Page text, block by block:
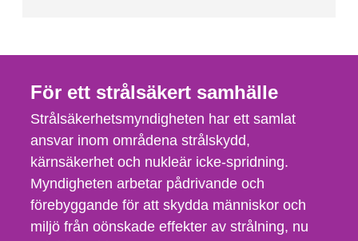
För ett strålsäkert samhälle
Strålsäkerhetsmyndigheten har ett samlat
ansvar inom områdena strålskydd,
kärnsäkerhet och nukleär icke-spridning.
Myndigheten arbetar pådrivande och
förebyggande för att skydda människor och
miljö från oönskade effekter av strålning, nu